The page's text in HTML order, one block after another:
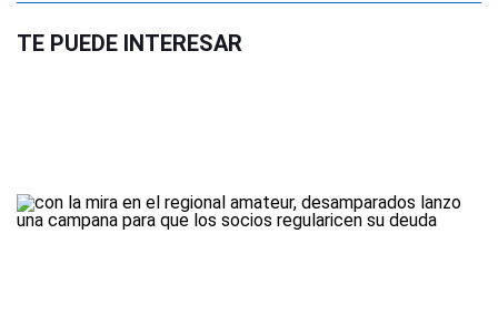
TE PUEDE INTERESAR